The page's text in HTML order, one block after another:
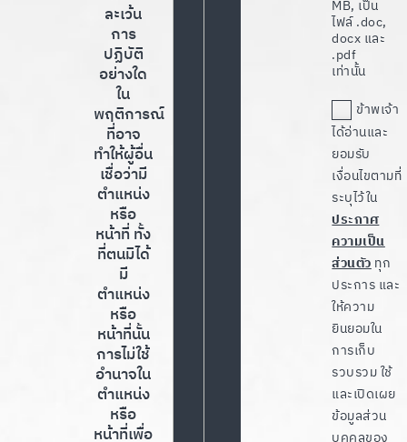
ละเว้น
การ
ปฏิบัติ
อย่างใด
ใน
พฤติการณ์
ที่อาจ
ทำให้ผู้อื่น
เชื่อว่ามี
ตำแหน่ง
หรือ
หน้าที่ ทั้ง
ที่ตนมิได้
มี
ตำแหน่ง
หรือ
หน้าที่นั้น
การไม่ใช้
อำนาจใน
ตำแหน่ง
หรือ
หน้าที่เพื่อ
MB, เป็น
ไฟล์ .doc,
docx และ
.pdf
เท่านั้น
ข้าพเจ้า
ได้อ่านและ
ยอมรับ
เงื่อนไขตามที่
ระบุไว้ใน
ประกาศ
ความเป็น
ส่วนตัวทุก
ประการ และ
ให้ความ
ยินยอมใน
การเก็บ
รวบรวม ใช้
และเปิดเผย
ข้อมูลส่วน